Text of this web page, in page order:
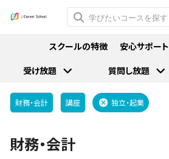
財務・会計 講座 独立・起業
財務・会計
スクールの特徴 安心サポート
受け放題
質問し放題